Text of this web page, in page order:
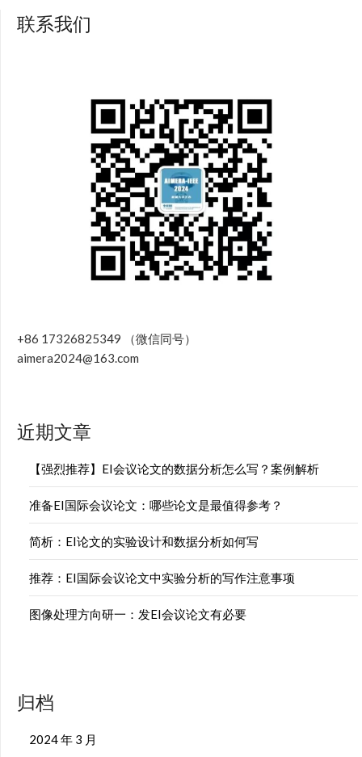
联系我们
+86 17326825349 （微信同号）
aimera2024@163.com
近期文章
【强烈推荐】EI会议论文的数据分析怎么写？案例解析
准备EI国际会议论文：哪些论文是最值得参考？
简析：EI论文的实验设计和数据分析如何写
推荐：EI国际会议论文中实验分析的写作注意事项
图像处理方向研一：发EI会议论文有必要
归档
2024 年 3 月